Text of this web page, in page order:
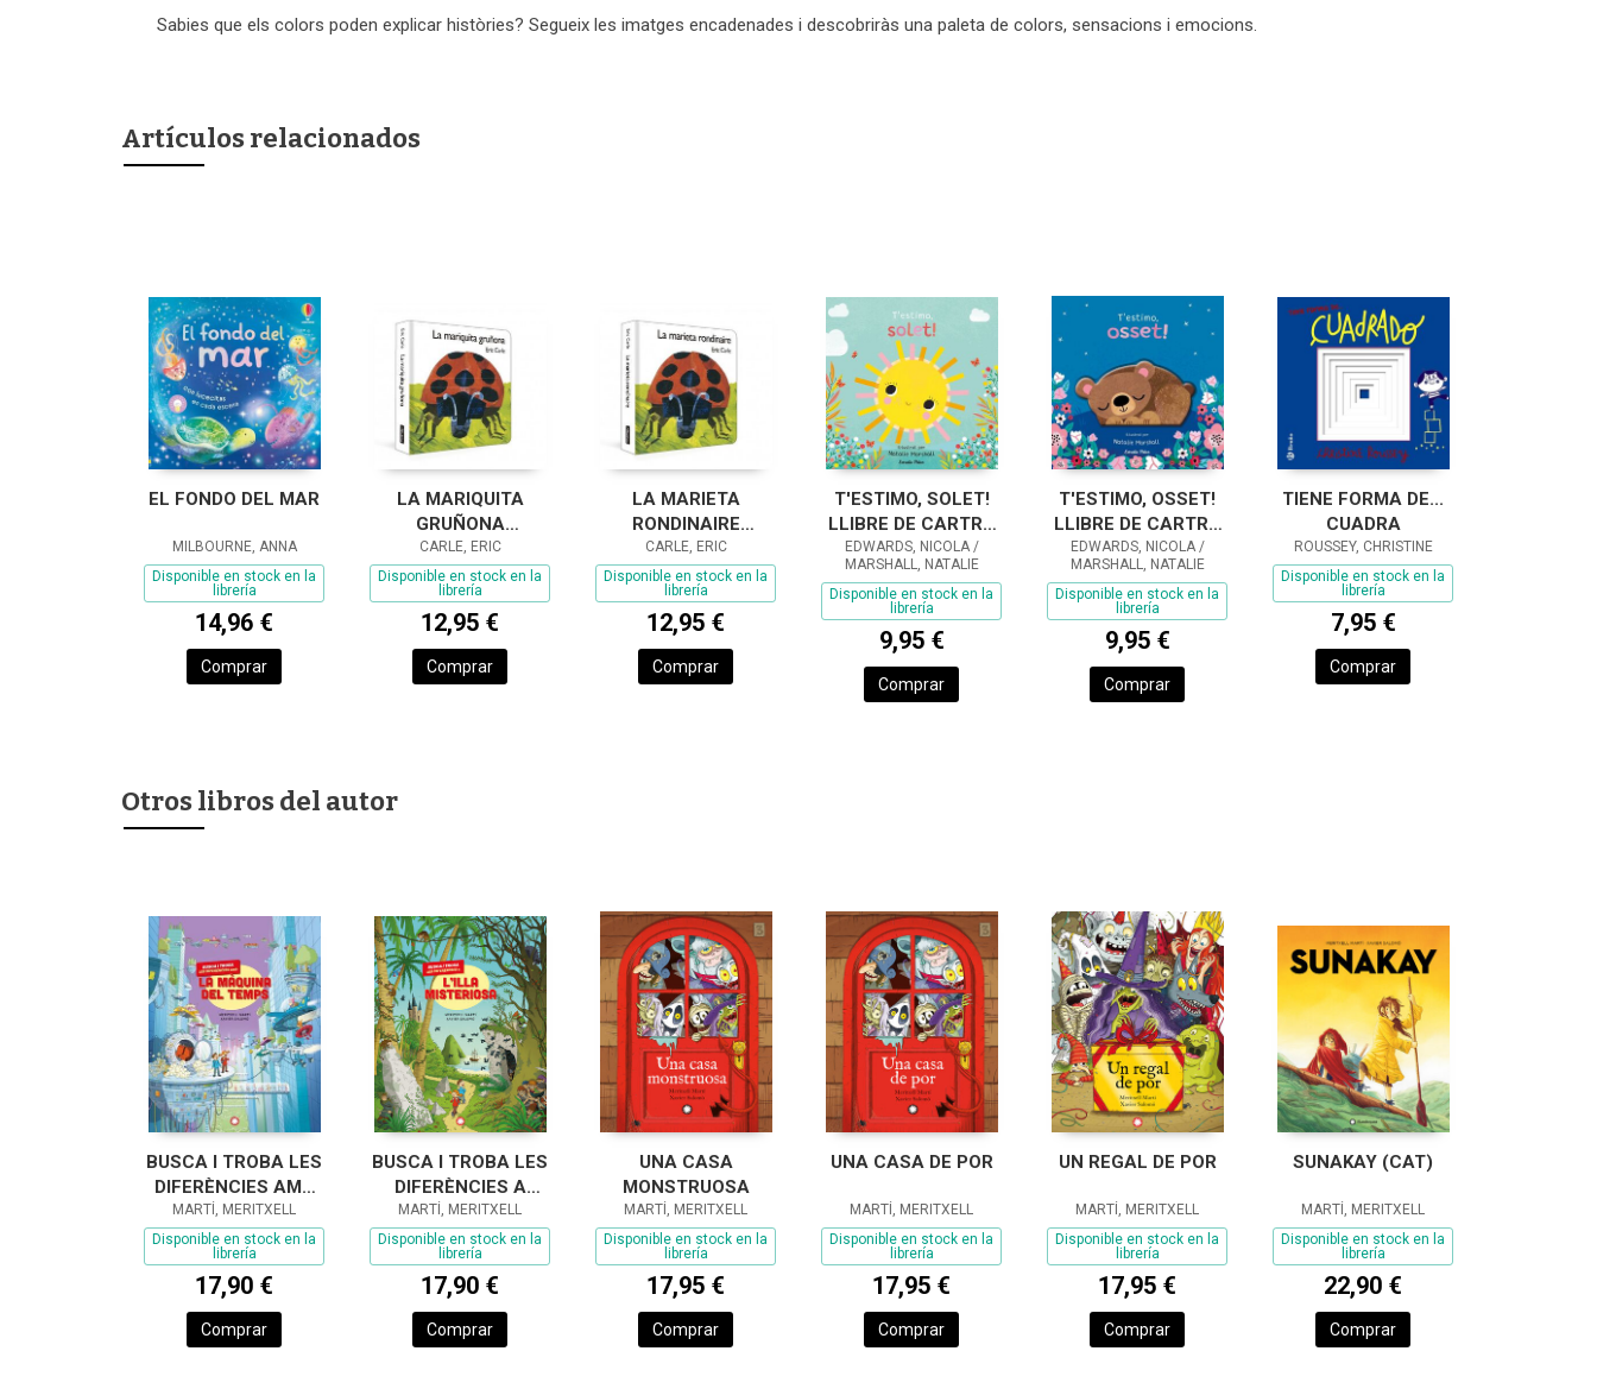
Sabies que els colors poden explicar històries? Segueix les imatges encadenades i descobriràs una paleta de colors, sensacions i emocions.
Artículos relacionados
EL FONDO DEL MAR
MILBOURNE, ANNA
Disponible en stock en la
librería
14,96 €
Comprar
LA MARIQUITA
GRUÑONA
(COLECCIÓN ERIC
CARLE)
CARLE, ERIC
Disponible en stock en la
librería
12,95 €
Comprar
LA MARIETA
RONDINAIRE
(COL·LECCIÓ ERIC
CARLE)
CARLE, ERIC
Disponible en stock en la
librería
12,95 €
Comprar
T'ESTIMO, SOLET!
LLIBRE DE CARTRÓ
AMB TROQUELLS
EDWARDS, NICOLA /
MARSHALL, NATALIE
Disponible en stock en la
librería
9,95 €
Comprar
T'ESTIMO, OSSET!
LLIBRE DE CARTRÓ
AMB TROQUELLS
EDWARDS, NICOLA /
MARSHALL, NATALIE
Disponible en stock en la
librería
9,95 €
Comprar
TIENE FORMA DE...
CUADRA
ROUSSEY, CHRISTINE
Disponible en stock en la
librería
7,95 €
Comprar
Otros libros del autor
BUSCA I TROBA LES
DIFERÈNCIES AMB
LA MÀQUINA DEL
TEMPS
MARTÍ, MERITXELL
Disponible en stock en la
librería
17,90 €
Comprar
BUSCA I TROBA LES
DIFERÈNCIES A
L'ILLA MISTERIOSA
MARTÍ, MERITXELL
Disponible en stock en la
librería
17,90 €
Comprar
UNA CASA
MONSTRUOSA
MARTÍ, MERITXELL
Disponible en stock en la
librería
17,95 €
Comprar
UNA CASA DE POR
MARTÍ, MERITXELL
Disponible en stock en la
librería
17,95 €
Comprar
UN REGAL DE POR
MARTÍ, MERITXELL
Disponible en stock en la
librería
17,95 €
Comprar
SUNAKAY (CAT)
MARTÍ, MERITXELL
Disponible en stock en la
librería
22,90 €
Comprar